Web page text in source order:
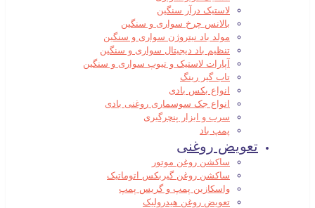
لاستیک درآر سنگین
بالانس چرخ سواری و سنگین
مولد باد نیتروژن سواری و سنگین
تنظیم باد دیجیتال سواری و سنگین
آپارات لاستیک و تیوپ سواری و سنگین
تاب گیر رینگ
انواع بکس بادی
انواع جک سوسماری روغنی بادی
سرب و ابزار پنچرگیری
پمپ باد
تعویض روغنی
ساکشن روغن موتور
ساکشن روغن گیربکس اتوماتیک
واسکازین پمپ و گریس پمپ
تعویض روغن هیدرولیک